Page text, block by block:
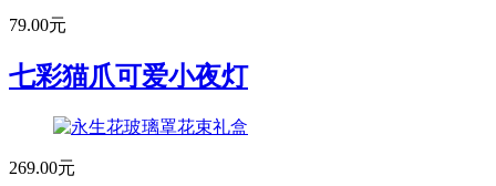
79.00元
七彩猫爪可爱小夜灯
269.00元